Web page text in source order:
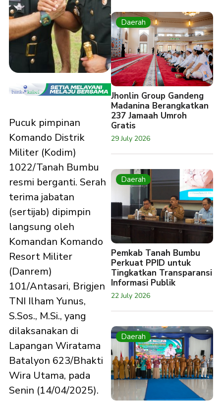
Pucuk pimpinan
Komando Distrik
Militer (Kodim)
1022/Tanah Bumbu
resmi berganti. Serah
terima jabatan
(sertijab) dipimpin
langsung oleh
Komandan Komando
Resort Militer
(Danrem)
101/Antasari, Brigjen
TNI Ilham Yunus,
S.Sos., M.Si., yang
dilaksanakan di
Lapangan Wiratama
Batalyon 623/Bhakti
Wira Utama, pada
Senin (14/04/2025).
Daerah
Jhonlin Group Gandeng
Madanina Berangkatkan
237 Jamaah Umroh
Gratis
29 July 2026
Daerah
Pemkab Tanah Bumbu
Perkuat PPID untuk
Tingkatkan Transparansi
Informasi Publik
22 July 2026
Daerah